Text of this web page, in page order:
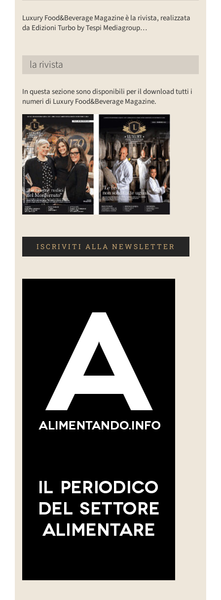
Luxury Food&Beverage Magazine è la rivista, realizzata
da Edizioni Turbo by Tespi Mediagroup…
la rivista
In questa sezione sono disponibili per il download tutti i
numeri di Luxury Food&Beverage Magazine.
ISCRIVITI ALLA NEWSLETTER